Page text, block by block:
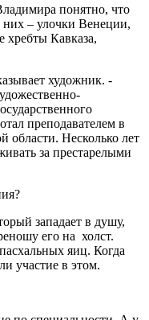
понятно, что
них – улочки Венеции,
хребты Кавказа,
художник. -
преподавателем в
области. Несколько лет
за престарелыми
западает в душу,
его на холст.
яиц. Когда
участие в этом.